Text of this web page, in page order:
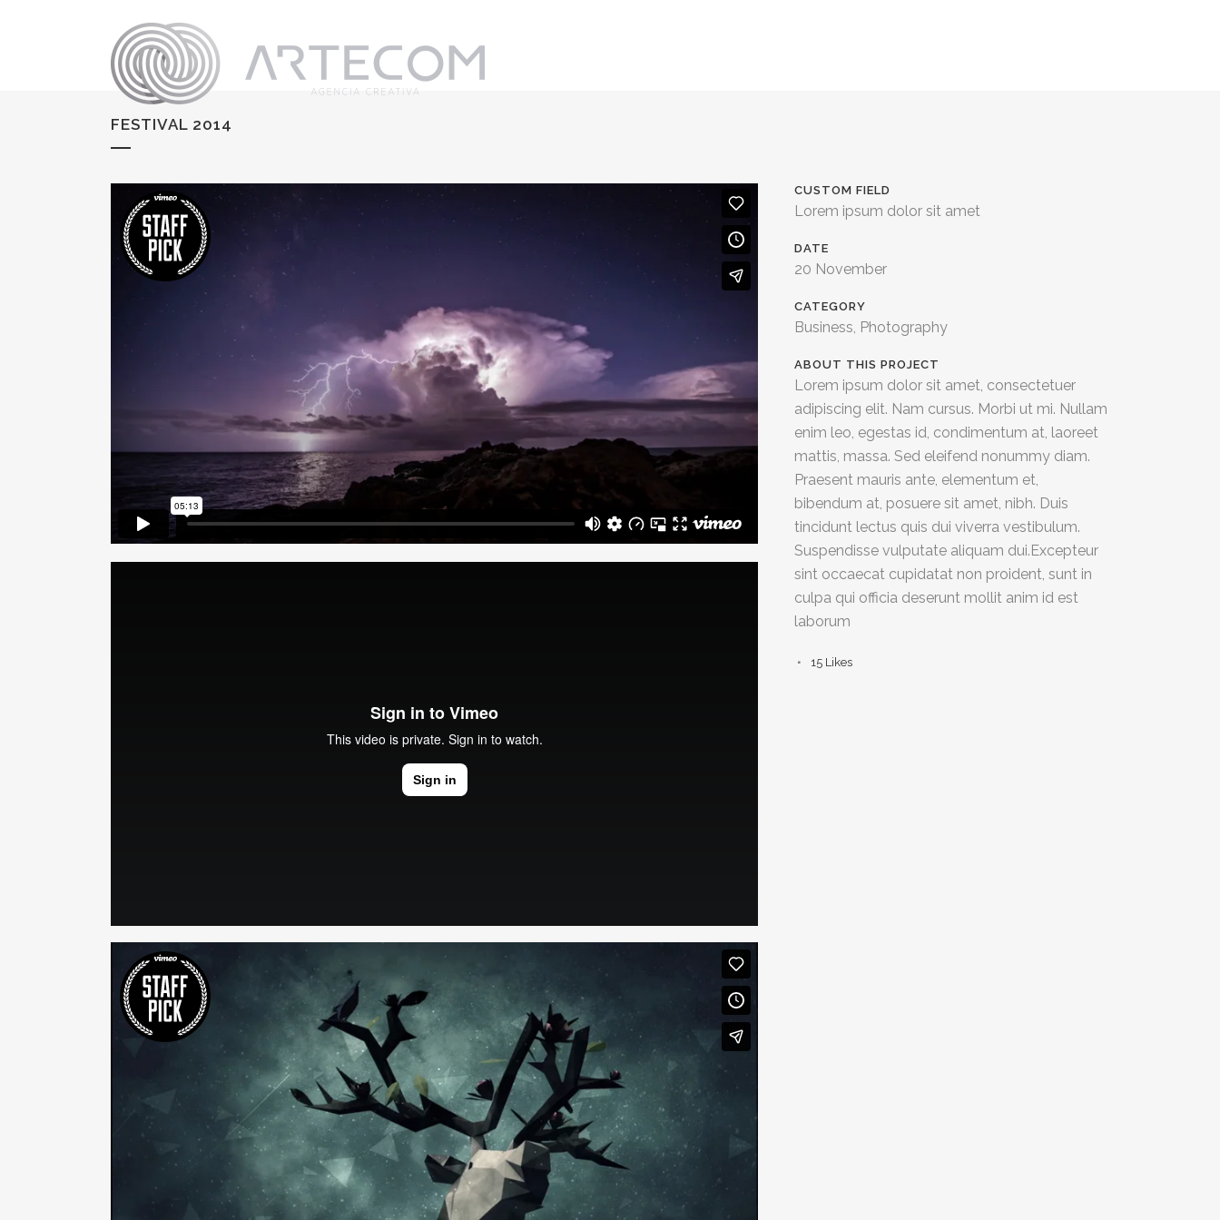
FESTIVAL 2014
CUSTOM FIELD
Lorem ipsum dolor sit amet
DATE
20 November
CATEGORY
Business, Photography
ABOUT THIS PROJECT
Lorem ipsum dolor sit amet, consectetuer
adipiscing elit. Nam cursus. Morbi ut mi. Nullam
enim leo, egestas id, condimentum at, laoreet
mattis, massa. Sed eleifend nonummy diam.
Praesent mauris ante, elementum et,
bibendum at, posuere sit amet, nibh. Duis
tincidunt lectus quis dui viverra vestibulum.
Suspendisse vulputate aliquam dui.Excepteur
sint occaecat cupidatat non proident, sunt in
culpa qui officia deserunt mollit anim id est
laborum
15 Likes